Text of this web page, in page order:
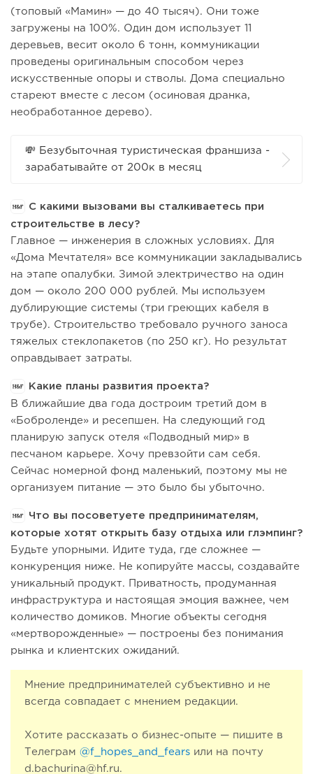
(топовый «Мамин» — до 40 тысяч). Они тоже
загружены на 100%. Один дом использует 11
деревьев, весит около 6 тонн, коммуникации
проведены оригинальным способом через
искусственные опоры и стволы. Дома специально
стареют вместе с лесом (осиновая дранка,
необработанное дерево).
💸 Безубыточная туристическая франшиза -
зарабатывайте от 200к в месяц
С какими вызовами вы сталкиваетесь при
строительстве в лесу?
Главное — инженерия в сложных условиях. Для
«Дома Мечтателя» все коммуникации закладывались
на этапе опалубки. Зимой электричество на один
дом — около 200 000 рублей. Мы используем
дублирующие системы (три греющих кабеля в
трубе). Строительство требовало ручного заноса
тяжелых стеклопакетов (по 250 кг). Но результат
оправдывает затраты.
Какие планы развития проекта?
В ближайшие два года достроим третий дом в
«Боброленде» и ресепшен. На следующий год
планирую запуск отеля «Подводный мир» в
песчаном карьере. Хочу превзойти сам себя.
Сейчас номерной фонд маленький, поэтому мы не
организуем питание — это было бы убыточно.
Что вы посоветуете предпринимателям,
которые хотят открыть базу отдыха или глэмпинг?
Будьте упорными. Идите туда, где сложнее —
конкуренция ниже. Не копируйте массы, создавайте
уникальный продукт. Приватность, продуманная
инфраструктура и настоящая эмоция важнее, чем
количество домиков. Многие объекты сегодня
«мертворожденные» — построены без понимания
рынка и клиентских ожиданий.
Мнение предпринимателей субъективно и не
всегда совпадает с мнением редакции.
Хотите рассказать о бизнес-опыте — пишите в
Телеграм @f_hopes_and_fears или на почту
d.bachurina@hf.ru.